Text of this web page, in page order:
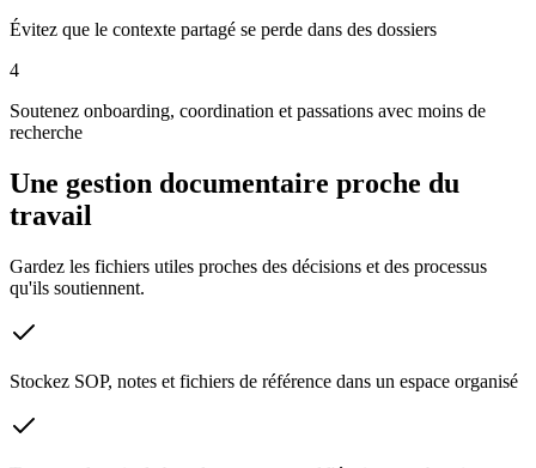
Évitez que le contexte partagé se perde dans des dossiers
4
Soutenez onboarding, coordination et passations avec moins de
recherche
Une gestion documentaire proche du
travail
Gardez les fichiers utiles proches des décisions et des processus
qu'ils soutiennent.
Stockez SOP, notes et fichiers de référence dans un espace organisé